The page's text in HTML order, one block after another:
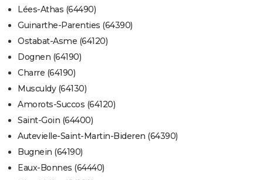
Lées-Athas (64490)
Guinarthe-Parenties (64390)
Ostabat-Asme (64120)
Dognen (64190)
Charre (64190)
Musculdy (64130)
Amorots-Succos (64120)
Saint-Goin (64400)
Autevielle-Saint-Martin-Bideren (64390)
Bugnein (64190)
Eaux-Bonnes (64440)